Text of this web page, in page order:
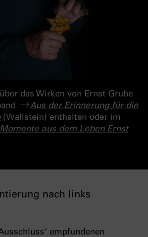
das Wirken von Ernst Grube
Aus der Erinnerung für die
(Wallstein) enthalten oder im
Momente aus dem Leben Ernst
nach links
empfundenen